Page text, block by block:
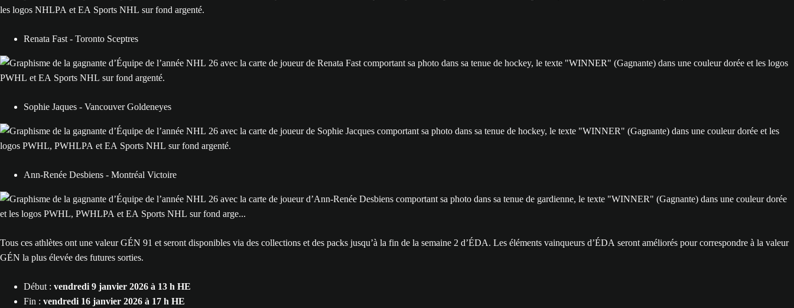
Renata Fast - Toronto Sceptres
Sophie Jaques - Vancouver Goldeneyes
Ann-Renée Desbiens - Montréal Victoire
Tous ces athlètes ont une valeur GÉN 91 et seront disponibles via des collections et des packs jusqu’à la fin de la semaine 2 d’ÉDA. Les éléments vainqueurs d’ÉDA seront améliorés pour correspondre à la valeur
GÉN la plus élevée des futures sorties.
Début : vendredi 9 janvier 2026 à 13 h HE
Fin : vendredi 16 janvier 2026 à 17 h HE